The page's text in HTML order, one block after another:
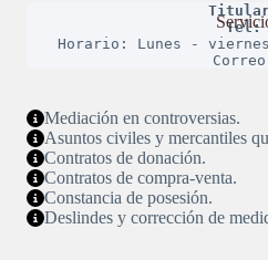
Horario: Lunes -
Mediación en controversias.
Asuntos civiles y mercantiles
Contratos de donación.
Contratos de compra-venta.
Constancia de posesión.
Deslindes y corrección de